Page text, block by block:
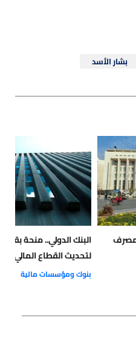
بشار الأسد
مصرف
لتحديث القطاع المالي
بنوك ومؤسسات مالية